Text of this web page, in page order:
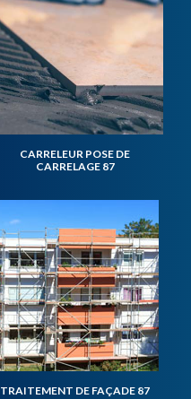
CARRELEUR POSE DE
CARRELAGE 87
TRAITEMENT DE FAÇADE 87